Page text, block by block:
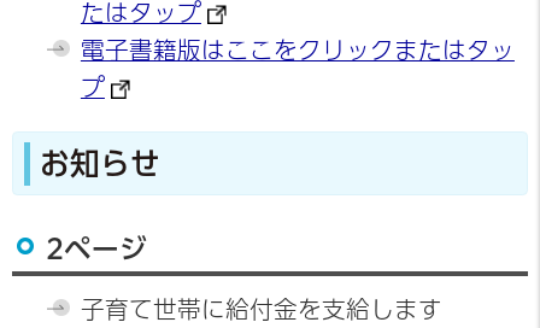
たはタップ
電子書籍版はここをクリックまたはタッ
プ
お知らせ
2ページ
子育て世帯に給付金を支給します